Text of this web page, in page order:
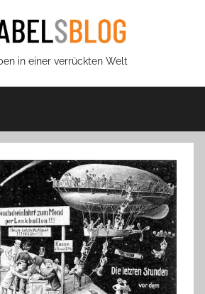
in einer verrückten Welt